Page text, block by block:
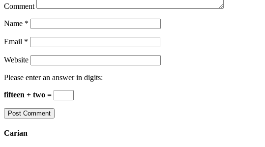
Comment
Name *
Email *
Website
Please enter an answer in digits:
fifteen + two =
Carian